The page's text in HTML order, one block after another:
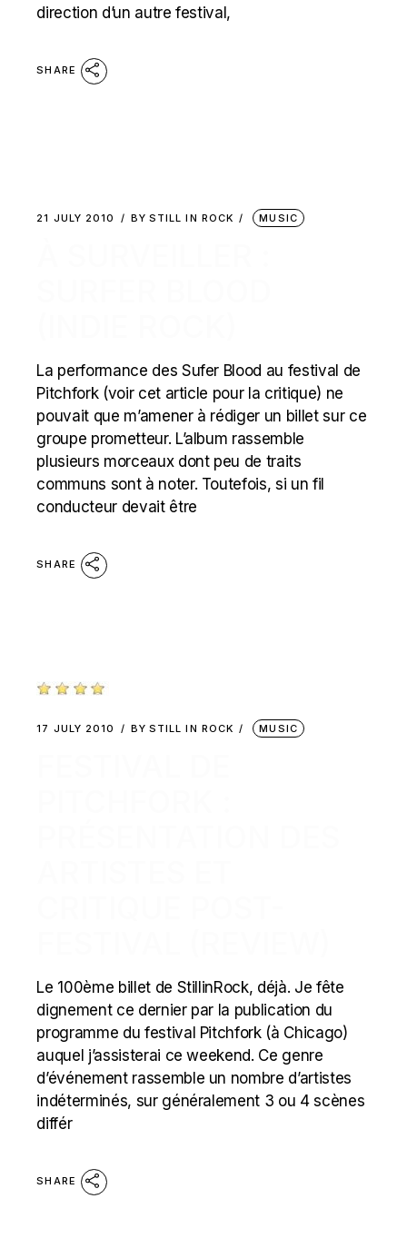
direction d’un autre festival,
SHARE
21 JULY 2010 BY STILL IN ROCK MUSIC
La performance des Sufer Blood au festival de
Pitchfork (voir cet article pour la critique) ne
pouvait que m’amener à rédiger un billet sur ce
groupe prometteur. L’album rassemble
plusieurs morceaux dont peu de traits
communs sont à noter. Toutefois, si un fil
conducteur devait être
SHARE
17 JULY 2010 BY STILL IN ROCK MUSIC
Le 100ème billet de StillinRock, déjà. Je fête
dignement ce dernier par la publication du
programme du festival Pitchfork (à Chicago)
auquel j’assisterai ce weekend. Ce genre
d’événement rassemble un nombre d’artistes
indéterminés, sur généralement 3 ou 4 scènes
différ
SHARE